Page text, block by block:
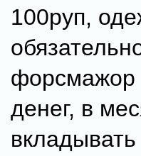
100руп,
форсмажор
денег, в